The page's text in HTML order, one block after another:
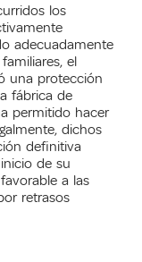
los
adecuadamente
el
una protección
fábrica de
permitido hacer
dichos
definitiva
de su
a las
retrasos